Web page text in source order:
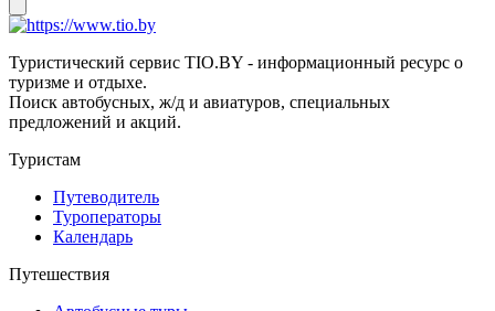
Туристический сервис TIO.BY - информационный ресурс о
туризме и отдыхе.
Поиск автобусных, ж/д и авиатуров, специальных
предложений и акций.
Туристам
Путеводитель
Туроператоры
Календарь
Путешествия